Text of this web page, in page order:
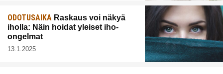
ODOTUSAIKA Raskaus voi näkyä
iholla: Näin hoidat yleiset iho-
ongelmat
13.1.2025